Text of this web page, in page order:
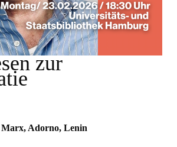
zur
Marx, Adorno, Lenin